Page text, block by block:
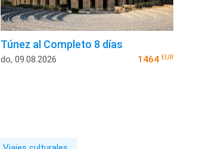
Túnez al Completo 8 días
do, 09.08.2026 1464 EUR